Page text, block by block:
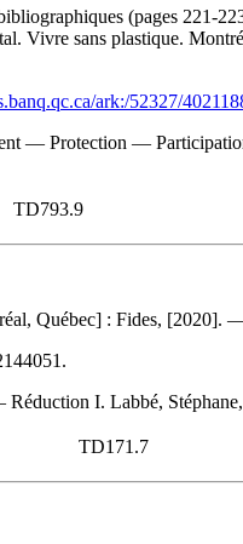
(pages 221-
Vivre sans plastique.
ark:/52327/
— Protection —
TD793.9
Québec] : Fides, [2020].
.
I. Labbé,
TD171.7